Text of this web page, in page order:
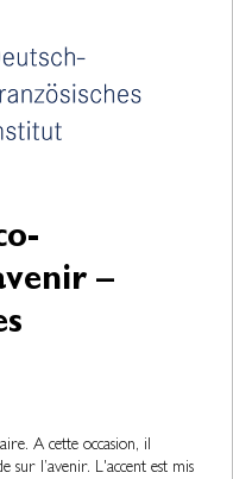
–
A cette occasion, il
sur l’avenir. L'accent est mis